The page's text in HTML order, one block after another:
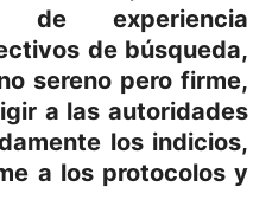
experiencia
de búsqueda,
sereno pero firme,
a las autoridades
los indicios,
a los protocolos y